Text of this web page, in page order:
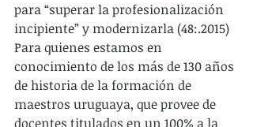
para “superar la profesionalización
incipiente” y modernizarla (48:.2015)
Para quienes estamos en
conocimiento de los más de 130 años
de historia de la formación de
maestros uruguaya, que provee de
docentes titulados en un 100% a la